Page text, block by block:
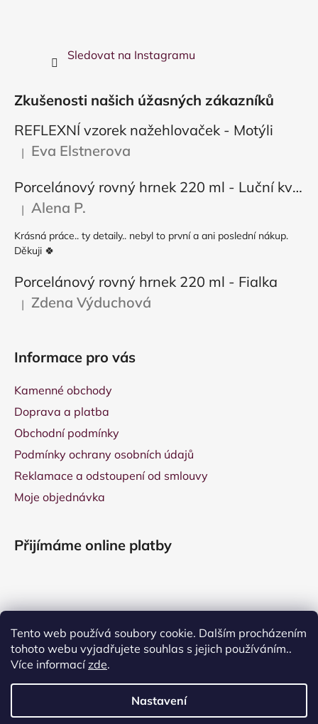
Tento web používá soubory cookie. Dalším procházením
tohoto webu vyjadřujete souhlas s jejich používáním..
Více informacízde.
Nastavení
Sledovat na Instagramu
Zkušenosti našich úžasných zákazníků
REFLEXNÍ vzorek nažehlovaček - Motýli
Hodnocení produktu je 5 z 5 hvězdiček.
| Eva Elstnerova
Porcelánový rovný hrnek 220 ml - Luční květy
Hodnocení produktu je 5 z 5 hvězdiček.
| Alena P.
Krásná práce.. ty detaily.. nebyl to první a ani poslední nákup.
Děkuji 🍀
Porcelánový rovný hrnek 220 ml - Fialka
Hodnocení produktu je 5 z 5 hvězdiček.
| Zdena Výduchová
Informace pro vás
Kamenné obchody
Doprava a platba
Obchodní podmínky
Podmínky ochrany osobních údajů
Reklamace a odstoupení od smlouvy
Moje objednávka
Přijímáme online platby
Vytvořil Shoptet